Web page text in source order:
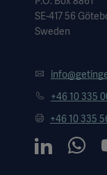
SE-417 56
Sweden
+46 10 335
+46 10 335